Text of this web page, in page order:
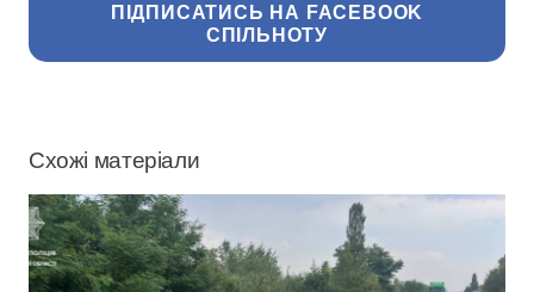
ПІДПИСАТИСЬ НА FACEBOOK
СПІЛЬНОТУ
Схожі матеріали